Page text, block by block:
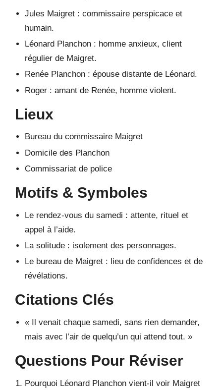
Jules Maigret : commissaire perspicace et
humain.
Léonard Planchon : homme anxieux, client
régulier de Maigret.
Renée Planchon : épouse distante de Léonard.
Roger : amant de Renée, homme violent.
Lieux
Bureau du commissaire Maigret
Domicile des Planchon
Commissariat de police
Motifs & Symboles
Le rendez-vous du samedi : attente, rituel et
appel à l’aide.
La solitude : isolement des personnages.
Le bureau de Maigret : lieu de confidences et de
révélations.
Citations Clés
« Il venait chaque samedi, sans rien demander,
mais avec l’air de quelqu’un qui attend tout. »
Questions Pour Réviser
Pourquoi Léonard Planchon vient-il voir Maigret